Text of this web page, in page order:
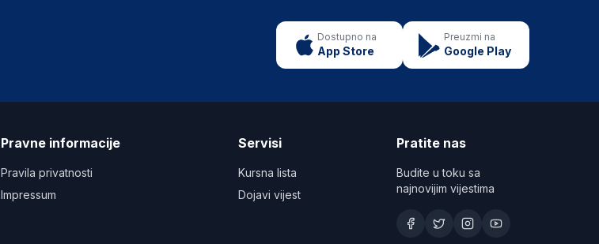
Dostupno na
App Store
Preuzmi na
Google Play
Pravne informacije
Pravila privatnosti
Impressum
Servisi
Kursna lista
Dojavi vijest
Pratite nas
Budite u toku sa
najnovijim vijestima